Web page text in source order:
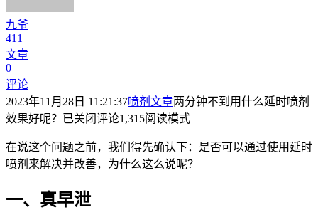
九爷
411
文章
0
评论
2023年11月28日 11:21:37喷剂文章两分钟不到用什么延时喷剂
效果好呢？ 已关闭评论1,315阅读模式
在说这个问题之前，我们得先确认下：是否可以通过使用延时
喷剂来解决并改善，为什么这么说呢？
一、真早泄